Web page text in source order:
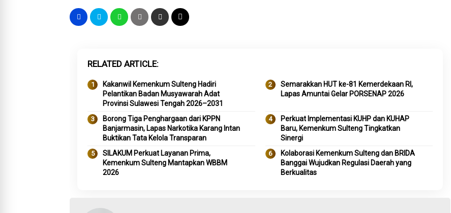
RELATED ARTICLE
Kakanwil Kemenkum Sulteng Hadiri
Pelantikan Badan Musyawarah Adat
Provinsi Sulawesi Tengah 2026–2031
Semarakkan HUT ke-81 Kemerdekaan RI,
Lapas Amuntai Gelar PORSENAP 2026
Borong Tiga Penghargaan dari KPPN
Banjarmasin, Lapas Narkotika Karang Intan
Buktikan Tata Kelola Transparan
Perkuat Implementasi KUHP dan KUHAP
Baru, Kemenkum Sulteng Tingkatkan
Sinergi
SILAKUM Perkuat Layanan Prima,
Kemenkum Sulteng Mantapkan WBBM
2026
Kolaborasi Kemenkum Sulteng dan BRIDA
Banggai Wujudkan Regulasi Daerah yang
Berkualitas